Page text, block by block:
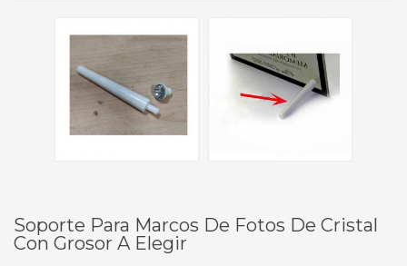
Soporte Para Marcos De Fotos De Cristal
Con Grosor A Elegir